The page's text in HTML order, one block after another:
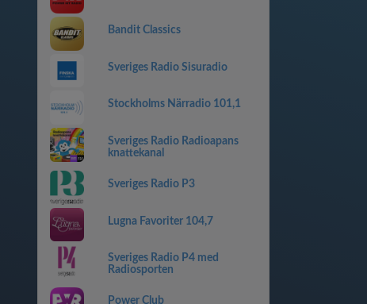
Bandit Classics
Sveriges Radio Sisuradio
Stockholms Närradio 101,1
Sveriges Radio Radioapans
knattekanal
Sveriges Radio P3
Lugna Favoriter 104,7
Sveriges Radio P4 med
Radiosporten
Power Club